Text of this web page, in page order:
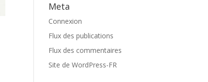
Meta
Connexion
Flux des publications
Flux des commentaires
Site de WordPress-FR